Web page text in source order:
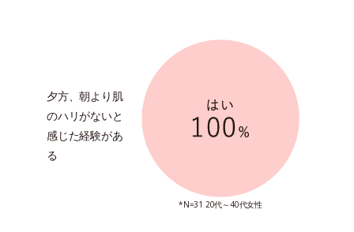
夕方、朝より 肌
のハリがないと
感じた経験があ
る
*N=31 20代～40代女性